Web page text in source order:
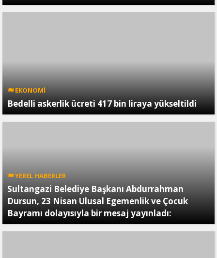
EKONOMİ
Bedelli askerlik ücreti 417 bin liraya yükseltildi
YEREL HABERLER
Sultangazi Belediye Başkanı Abdurrahman
Dursun, 23 Nisan Ulusal Egemenlik ve Çocuk
Bayramı dolayısıyla bir mesaj yayınladı: